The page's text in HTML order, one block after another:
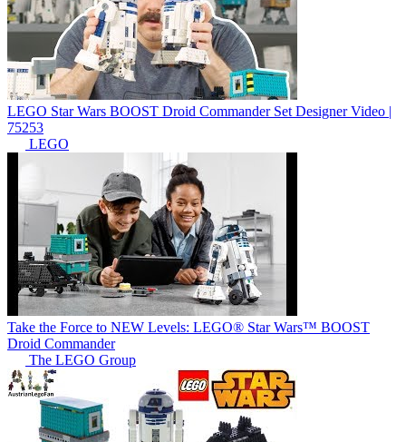
LEGO Star Wars BOOST Droid Commander Set Designer Video |
75253
LEGO
Take the Force to NEW Levels: LEGO® Star Wars™ BOOST
Droid Commander
The LEGO Group